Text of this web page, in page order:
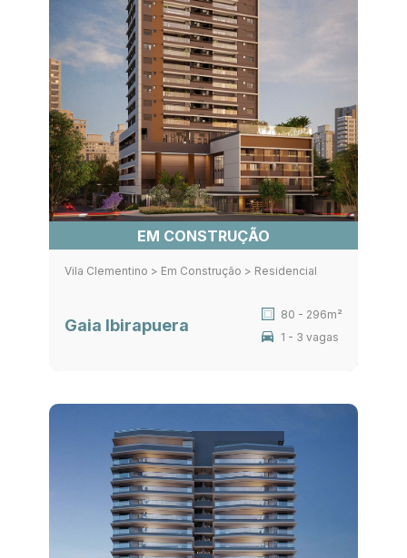
EM CONSTRUÇÃO
Vila Clementino > Em Construção > Residencial
Gaia Ibirapuera
80 - 296m²
1 - 3 vagas